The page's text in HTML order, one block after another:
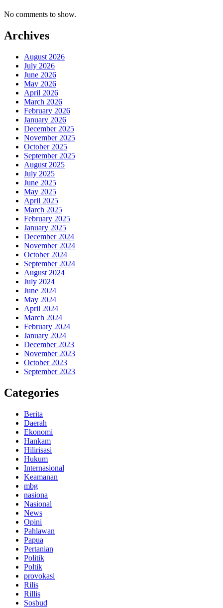
No comments to show.
Archives
August 2026
July 2026
June 2026
May 2026
April 2026
March 2026
February 2026
January 2026
December 2025
November 2025
October 2025
September 2025
August 2025
July 2025
June 2025
May 2025
April 2025
March 2025
February 2025
January 2025
December 2024
November 2024
October 2024
September 2024
August 2024
July 2024
June 2024
May 2024
April 2024
March 2024
February 2024
January 2024
December 2023
November 2023
October 2023
September 2023
Categories
Berita
Daerah
Ekonomi
Hankam
Hilirisasi
Hukum
Internasional
Keamanan
mbg
nasiona
Nasional
News
Opini
Pahlawan
Papua
Pertanian
Politik
Poltik
provokasi
Rilis
Rillis
Sosbud